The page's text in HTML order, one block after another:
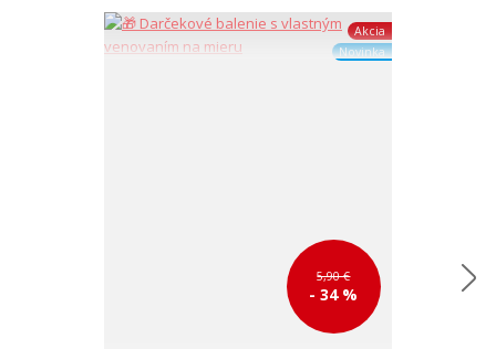
Akcia
Novinka
5,90 €
- 34 %